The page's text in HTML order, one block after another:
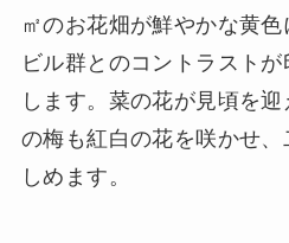
㎡のお花畑が鮮やかな黄
ビル群とのコントラスト
します。菜の花が見頃を
の梅も紅白の花を咲かせ
しめます。